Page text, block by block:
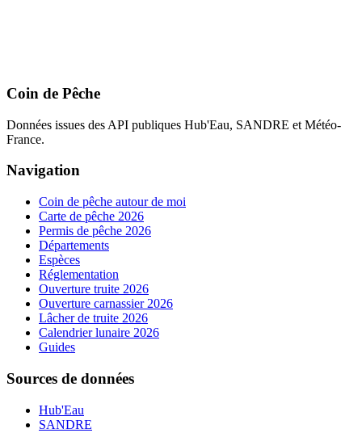
Coin de Pêche
Données issues des API publiques Hub'Eau, SANDRE et Météo-
France.
Navigation
Coin de pêche autour de moi
Carte de pêche 2026
Permis de pêche 2026
Départements
Espèces
Réglementation
Ouverture truite 2026
Ouverture carnassier 2026
Lâcher de truite 2026
Calendrier lunaire 2026
Guides
Sources de données
Hub'Eau
SANDRE